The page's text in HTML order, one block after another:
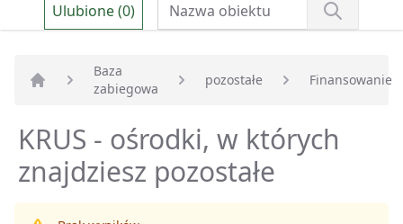
Ulubione (0)
Strona główna
Baza
zabiegowa
pozostałe Finansowanie
KRUS - ośrodki, w których
znajdziesz pozostałe